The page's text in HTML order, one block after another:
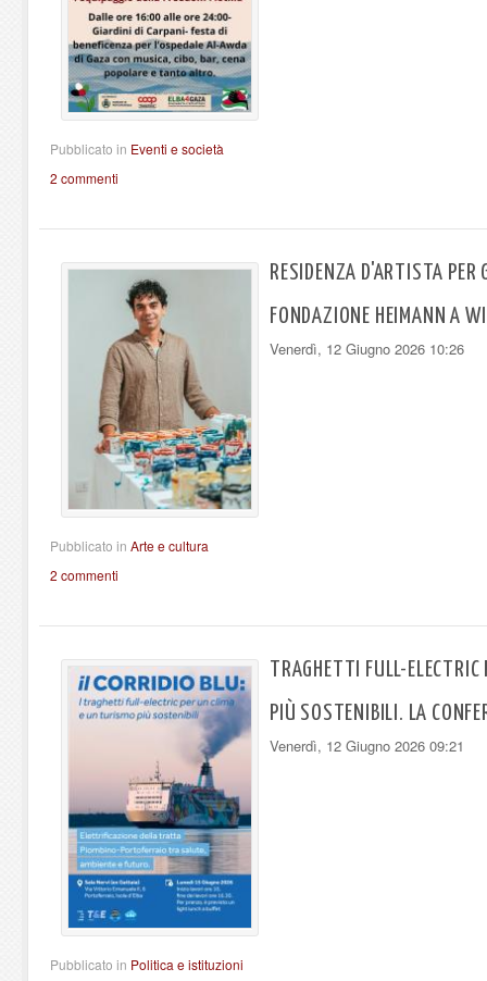
Pubblicato in Eventi e società
2 commenti
RESIDENZA D'ARTISTA PER
FONDAZIONE HEIMANN A
Venerdì, 12 Giugno 2026 10:26
Pubblicato in Arte e cultura
2 commenti
TRAGHETTI FULL-
PIÙ SOSTENIBILI. LA
Venerdì, 12 Giugno 2026 09:21
Pubblicato in Politica e istituzioni